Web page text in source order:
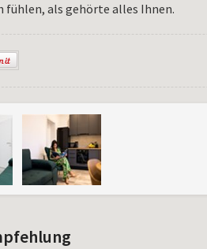
fühlen, als gehörte alles Ihnen.